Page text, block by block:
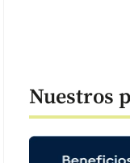
de templos de
Nuestros